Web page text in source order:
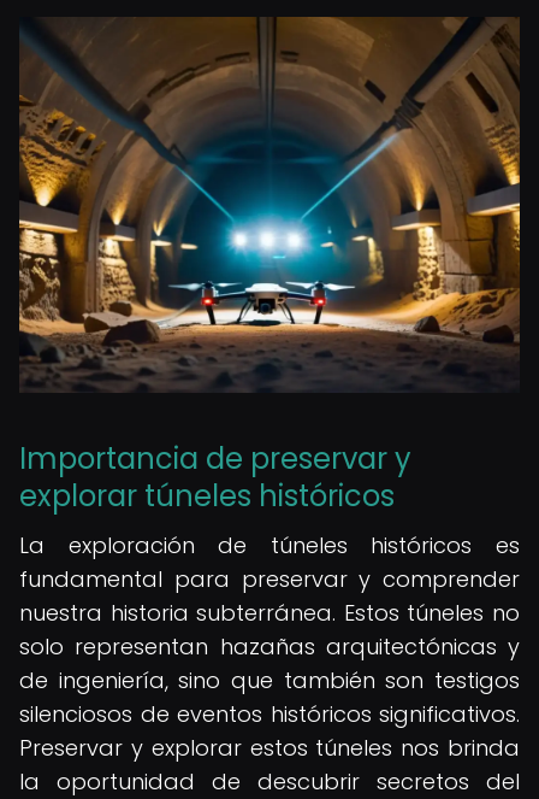
Importancia de preservar y
explorar túneles históricos
La exploración de túneles históricos es
fundamental para preservar y comprender
nuestra historia subterránea. Estos túneles no
solo representan hazañas arquitectónicas y
de ingeniería, sino que también son testigos
silenciosos de eventos históricos significativos.
Preservar y explorar estos túneles nos brinda
la oportunidad de descubrir secretos del